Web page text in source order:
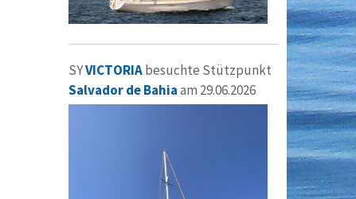
SYVICTORIAbesuchte Stützpunkt
Salvador de Bahiaam 29.06.2026